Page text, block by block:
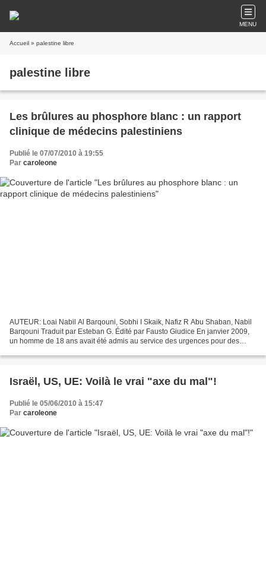
MENU
Accueil » palestine libre
palestine libre
Les brûlures au phosphore blanc : un rapport
clinique de médecins palestiniens
Publié le 07/07/2010 à 19:55
Par caroleone
AUTEUR: Loai Nabil Al Barqouni, Sobhi I Skaik, Nafiz R Abu Shaban, Nabil
Barqouni Traduit par Esteban G. Édité par Fausto Giudice En janvier 2009,
un homme de 18 ans avait été admis au service des urgences pour des
Israël, US, UE: Voilà le vrai "axe du mal"!
Publié le 05/06/2010 à 15:47
Par caroleone